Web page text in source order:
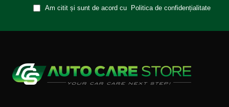
Am citit și sunt de acord cu Politica de confidențialitate